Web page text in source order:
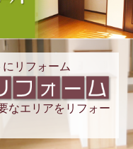
リフォーム
なエリアをリフォー